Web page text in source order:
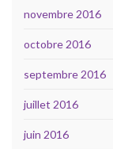
novembre 2016
octobre 2016
septembre 2016
juillet 2016
juin 2016